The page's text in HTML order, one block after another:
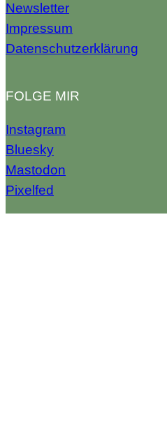
Newsletter
Impressum
Datenschutzerklärung
FOLGE MIR
Instagram
Bluesky
Mastodon
Pixelfed